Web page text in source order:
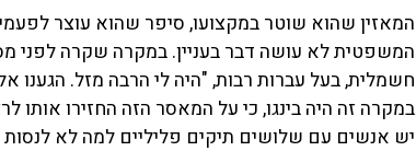
המאזין שהוא שוטר במקצועו, סיפר שהוא עוצר
המשפטית לא עושה דבר בעניין. במקרה שקרה לפני
חשמלית, בעל עברות רבות, "היה לי הרבה מזל. הגענו
במקרה זה היה בינגו, כי על המאסר הזה החזירו